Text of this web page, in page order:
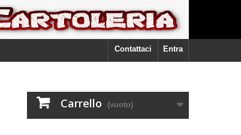
Entra
Contattaci
Carrello (vuoto)